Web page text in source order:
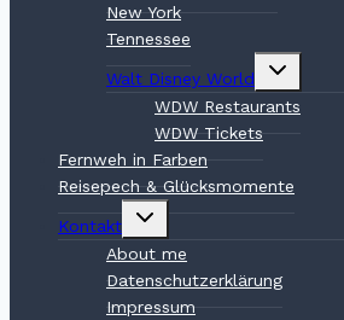
New York
Tennessee
Walt Disney World
Untermenü
umschalten
WDW Restaurants
WDW Tickets
Fernweh in Farben
Reisepech & Glücksmomente
Kontakt
Untermenü
umschalten
About me
Datenschutzerklärung
Impressum